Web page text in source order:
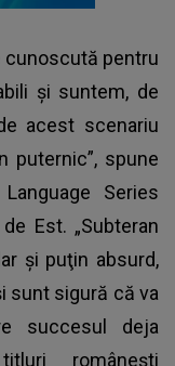
cunoscută pentru
şi suntem, de
acest scenariu
puternic”, spune
Series
Est. „Subteran
şi puţin absurd,
sunt sigură că va
succesul deja
româneşti